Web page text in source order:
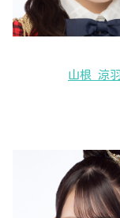
山根 涼羽